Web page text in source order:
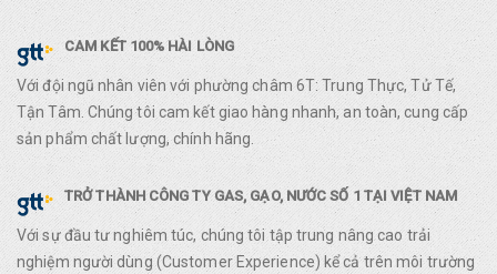
CAM KẾT 100% HÀI LÒNG
Với đội ngũ nhân viên với phường châm 6T: Trung Thực, Tử Tế,
Tận Tâm. Chúng tôi cam kết giao hàng nhanh, an toàn, cung cấp
sản phẩm chất lượng, chính hãng.
TRỞ THÀNH CÔNG TY GAS, GẠO, NƯỚC SỐ 1 TẠI VIỆT NAM
Với sự đầu tư nghiêm túc, chúng tôi tập trung nâng cao trải
nghiệm người dùng (Customer Experience) kể cả trên môi trường